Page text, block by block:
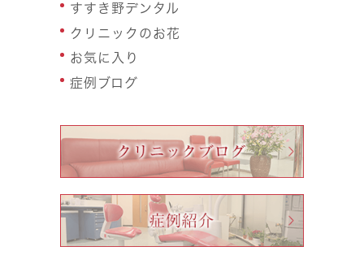
すすき野デンタル
クリニックのお花
お気に入り
症例ブログ